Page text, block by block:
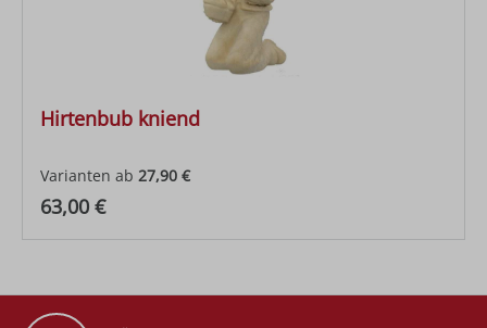
Hirtenbub kniend
Varianten ab 27,90 €
Regulärer Preis:
63,00 €